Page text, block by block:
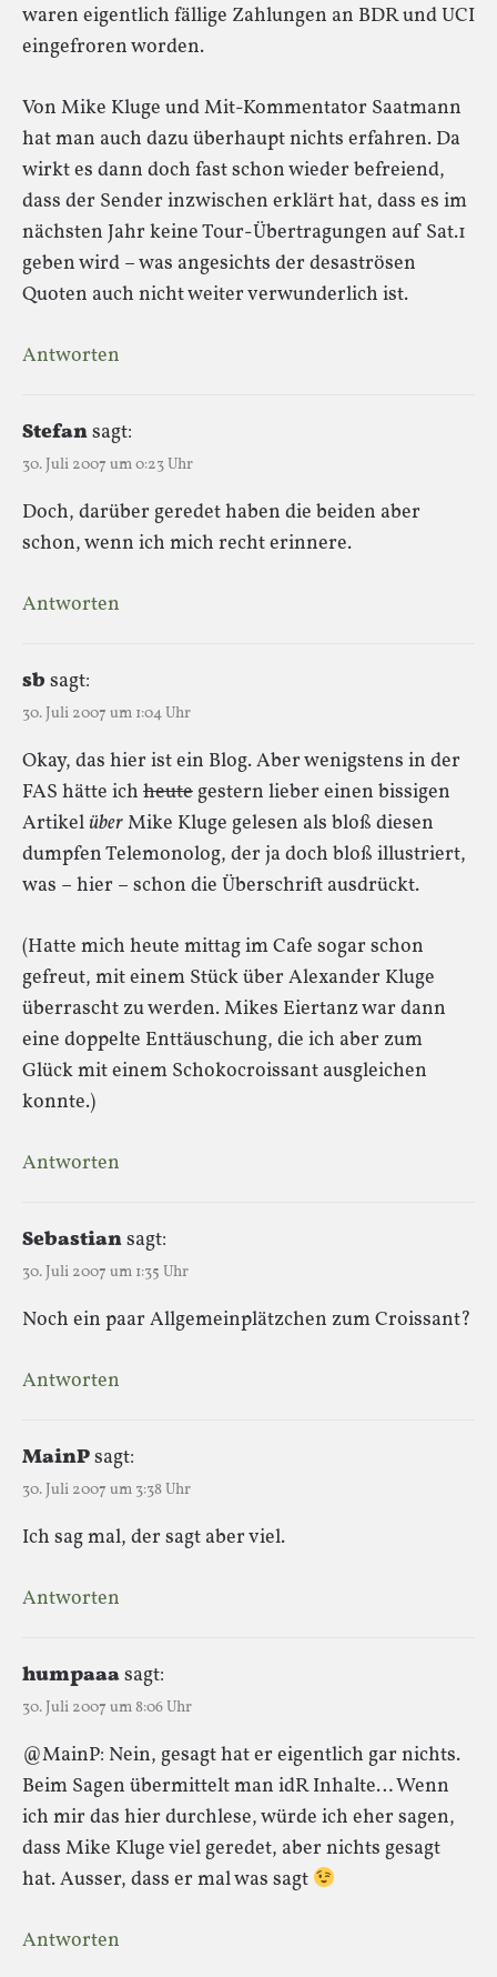
waren eigentlich fällige Zahlungen an BDR und UCI
eingefroren worden.
Von Mike Kluge und Mit-Kommentator Saatmann
hat man auch dazu überhaupt nichts erfahren. Da
wirkt es dann doch fast schon wieder befreiend,
dass der Sender inzwischen erklärt hat, dass es im
nächsten Jahr keine Tour-Übertragungen auf Sat.1
geben wird – was angesichts der desaströsen
Quoten auch nicht weiter verwunderlich ist.
Antworten
Stefansagt:
30. Juli 2007 um 0:23 Uhr
Doch, darüber geredet haben die beiden aber
schon, wenn ich mich recht erinnere.
Antworten
sb sagt:
30. Juli 2007 um 1:04 Uhr
Okay, das hier ist ein Blog. Aber wenigstens in der
FAS hätte ich heute gestern lieber einen bissigen
Artikel überMike Kluge gelesen als bloß diesen
dumpfen Telemonolog, der ja doch bloß illustriert,
was – hier – schon die Überschrift ausdrückt.
(Hatte mich heute mittag im Cafe sogar schon
gefreut, mit einem Stück über Alexander Kluge
überrascht zu werden. Mikes Eiertanz war dann
eine doppelte Enttäuschung, die ich aber zum
Glück mit einem Schokocroissant ausgleichen
konnte.)
Antworten
Sebastiansagt:
30. Juli 2007 um 1:35 Uhr
Noch ein paar Allgemeinplätzchen zum Croissant?
Antworten
MainPsagt:
30. Juli 2007 um 3:38 Uhr
Ich sag mal, der sagt aber viel.
Antworten
humpaaasagt:
30. Juli 2007 um 8:06 Uhr
@MainP: Nein, gesagt hat er eigentlich gar nichts.
Beim Sagen übermittelt man idR Inhalte… Wenn
ich mir das hier durchlese, würde ich eher sagen,
dass Mike Kluge viel geredet, aber nichts gesagt
hat. Ausser, dass er mal was sagt
Antworten